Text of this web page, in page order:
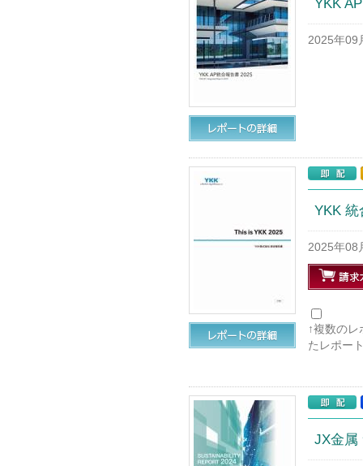
YKK
2025年09
YKK 統
2025年08
↑複数の
たレポー
JX金属